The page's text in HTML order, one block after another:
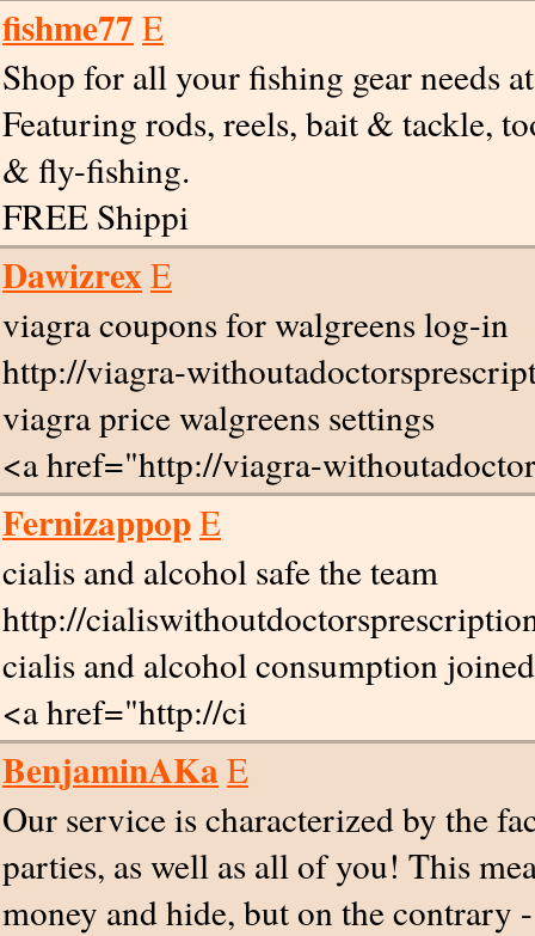
fishme77 E
Shop for all your fishing gear needs
Featuring rods, reels, bait & tackle,
& fly-fishing.
FREE Shippi
DawizrexE
viagra coupons for walgreens log-in
http://viagra-
viagra price walgreens settings
<a href="http://viagra-withoutadoctor
FernizappopE
cialis and alcohol safe the team
http://
cialis and alcohol consumption joined
<a href="http://ci
BenjaminAKa E
Our service is characterized by the
parties, as well as all of you! This
money and hide, but on the contrary -